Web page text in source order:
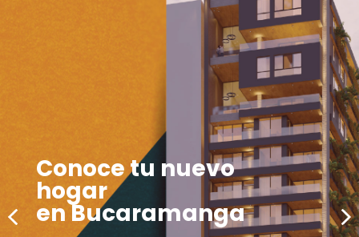
Conoce tu nuevo
hogar
en Bucaramanga